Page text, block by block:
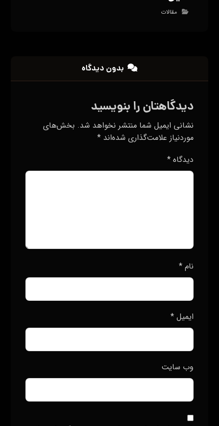
مقالات
بدون دیدگاه
دیدگاهتان را بنویسید
نشانی ایمیل شما منتشر نخواهد شد. بخش‌های
موردنیاز علامت‌گذاری شده‌اند*
دیدگاه*
نام*
ایمیل*
وب‌ سایت